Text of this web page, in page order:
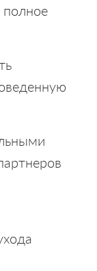
полное